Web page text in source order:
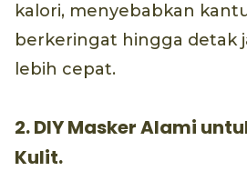
kalori, menyebabkan
berkeringat hingga detak
lebih cepat.
2. DIY Masker Alami
Kulit.